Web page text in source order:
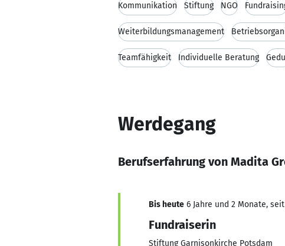
Kommunikation Stiftung NGO
Weiterbildungsmanagement
Teamfähigkeit Individuelle Beratung
Werdegang
Berufserfahrung von Madita
Bis heute 6 Jahre und 2 Monate,
Fundraiserin
Stiftung Garnisonkirche Potsdam